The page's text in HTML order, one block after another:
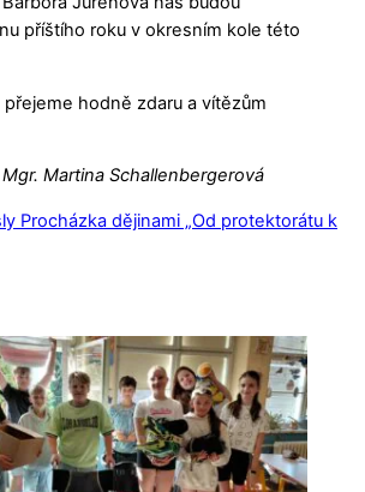
příštího roku v okresním kole této
hodně zdaru a vítězům
Martina Schallenbergerová
Procházka dějinami „Od protektorátu k